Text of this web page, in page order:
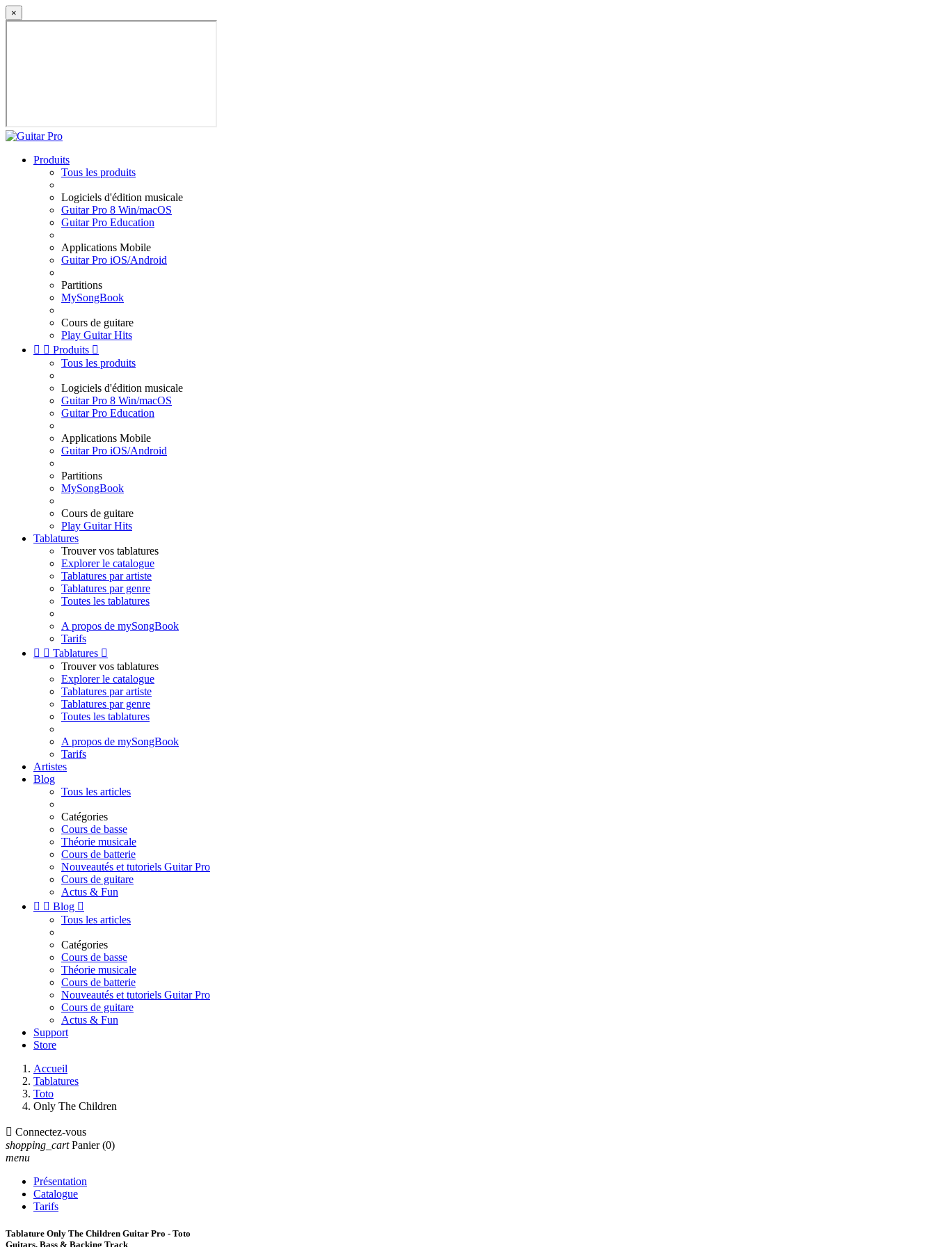
×
Produits
Tous les produits
Logiciels d'édition musicale
Guitar Pro 8 Win/macOS
Guitar Pro Education
Applications Mobile
Guitar Pro iOS/Android
Partitions
MySongBook
Cours de guitare
Play Guitar Hits
  Produits 
Tous les produits
Logiciels d'édition musicale
Guitar Pro 8 Win/macOS
Guitar Pro Education
Applications Mobile
Guitar Pro iOS/Android
Partitions
MySongBook
Cours de guitare
Play Guitar Hits
Tablatures
Trouver vos tablatures
Explorer le catalogue
Tablatures par artiste
Tablatures par genre
Toutes les tablatures
A propos de mySongBook
Tarifs
  Tablatures 
Trouver vos tablatures
Explorer le catalogue
Tablatures par artiste
Tablatures par genre
Toutes les tablatures
A propos de mySongBook
Tarifs
Artistes
Blog
Tous les articles
Catégories
Cours de basse
Théorie musicale
Cours de batterie
Nouveautés et tutoriels Guitar Pro
Cours de guitare
Actus & Fun
  Blog 
Tous les articles
Catégories
Cours de basse
Théorie musicale
Cours de batterie
Nouveautés et tutoriels Guitar Pro
Cours de guitare
Actus & Fun
Support
Store
Accueil
Tablatures
Toto
Only The Children
 Connectez-vous
shopping_cart Panier (0)
menu
Présentation
Catalogue
Tarifs
Tablature Only The Children Guitar Pro - Toto
Guitars, Bass & Backing Track